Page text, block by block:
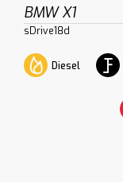
BMW X1
sDrive18d
Diesel